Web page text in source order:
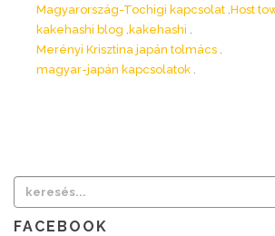
Magyarország-Tochigi kapcsolat Host
kakehashi blog kakehashi
Merényi Krisztina japán tolmács
magyar-japán kapcsolatok
FACEBOOK